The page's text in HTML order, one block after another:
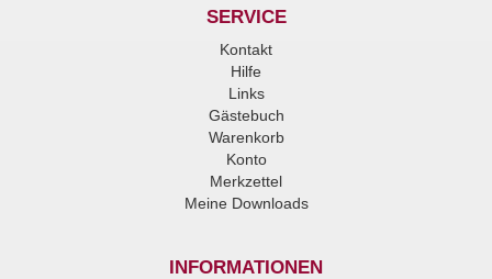
SERVICE
Kontakt
Hilfe
Links
Gästebuch
Warenkorb
Konto
Merkzettel
Meine Downloads
INFORMATIONEN